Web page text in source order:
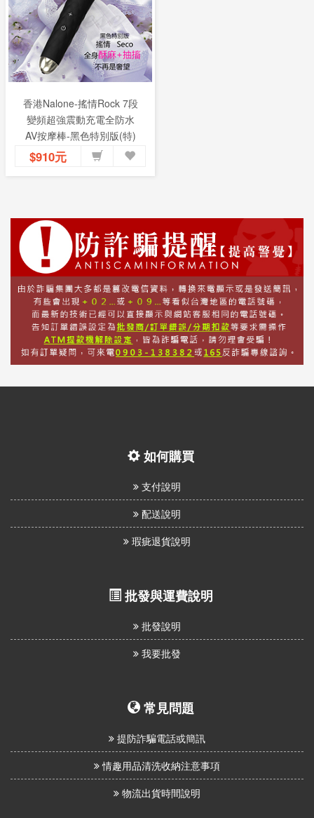
香港Nalone-搖情Rock 7段
變頻超強震動充電全防水
AV按摩棒-黑色特別版(特)
$910元
如何購買
支付說明
配送說明
瑕疵退貨說明
批發與運費說明
批發說明
我要批發
常見問題
提防詐騙電話或簡訊
情趣用品清洗收納注意事項
物流出貨時間說明